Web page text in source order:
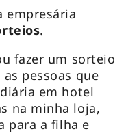
empresária
.
fazer um sorteio
pessoas que
em hotel
na minha loja,
para a filha e